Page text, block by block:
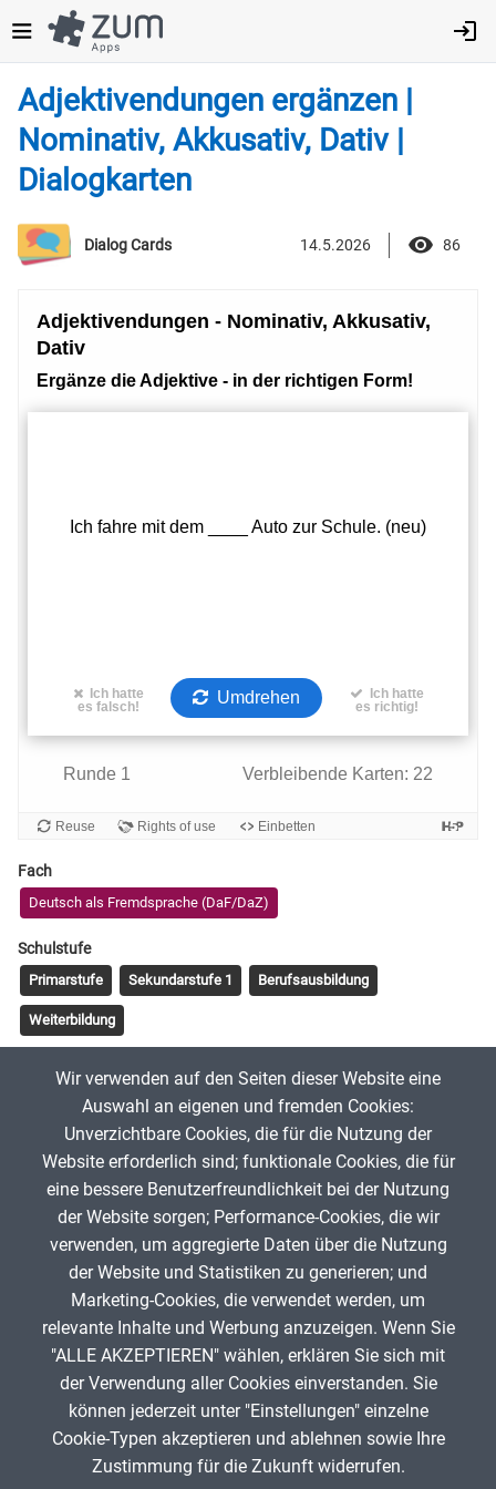
zum
Inhalt
Adjektivendungen ergänzen |
Nominativ, Akkusativ, Dativ |
Dialogkarten
Dialog Cards 14.5.2026 86
Fach
Deutsch als Fremdsprache (DaF/DaZ)
Schulstufe
Primarstufe Sekundarstufe 1 Berufsausbildung
Weiterbildung
Adjektivendungen Nominativ Akkusativ Dativ
14. Mai 2026
App melden
ANZEIGE
Spenden
Wir verwenden auf den Seiten dieser Website eine
Auswahl an eigenen und fremden Cookies:
Unverzichtbare Cookies, die für die Nutzung der
Website erforderlich sind; funktionale Cookies, die für
eine bessere Benutzerfreundlichkeit bei der Nutzung
der Website sorgen; Performance-Cookies, die wir
verwenden, um aggregierte Daten über die Nutzung
der Website und Statistiken zu generieren; und
Marketing-Cookies, die verwendet werden, um
relevante Inhalte und Werbung anzuzeigen. Wenn Sie
"ALLE AKZEPTIEREN" wählen, erklären Sie sich mit
der Verwendung aller Cookies einverstanden. Sie
können jederzeit unter "Einstellungen" einzelne
Cookie-Typen akzeptieren und ablehnen sowie Ihre
Zustimmung für die Zukunft widerrufen.